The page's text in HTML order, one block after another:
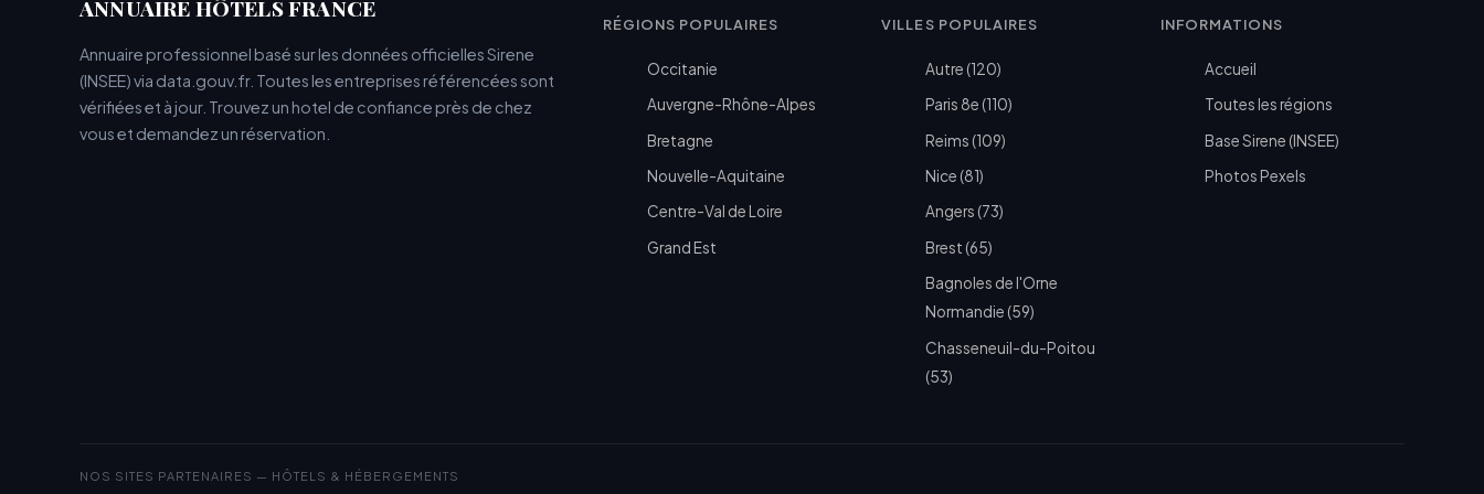
ANNUAIRE HÔTELS FRANCE
Annuaire professionnel basé sur les données officielles Sirene
(INSEE) via data.gouv.fr. Toutes les entreprises référencées sont
vérifiées et à jour. Trouvez un hotel de confiance près de chez
vous et demandez un réservation.
RÉGIONS POPULAIRES
Occitanie
Auvergne-Rhône-Alpes
Bretagne
Nouvelle-Aquitaine
Centre-Val de Loire
Grand Est
VILLES POPULAIRES
Autre (120)
Paris 8e (110)
Reims (109)
Nice (81)
Angers (73)
Brest (65)
Bagnoles de l'Orne
Normandie (59)
Chasseneuil-du-Poitou
(53)
INFORMATIONS
Accueil
Toutes les régions
Base Sirene (INSEE)
Photos Pexels
NOS SITES PARTENAIRES — HÔTELS & HÉBERGEMENTS